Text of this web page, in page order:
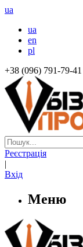
ua
ua
en
pl
+38 (096) 791-79-41
Реєстрація
|
Вхід
Меню